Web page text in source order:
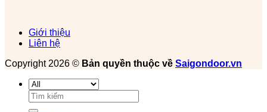
Giới thiệu
Liên hệ
Copyright 2026 © Bản quyền thuộc về Saigondoor.vn
Tìm
kiếm: